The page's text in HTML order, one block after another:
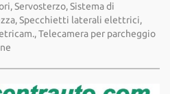
Servosterzo, Sistema di
Specchietti laterali elettrici,
Telecamera per parcheggio